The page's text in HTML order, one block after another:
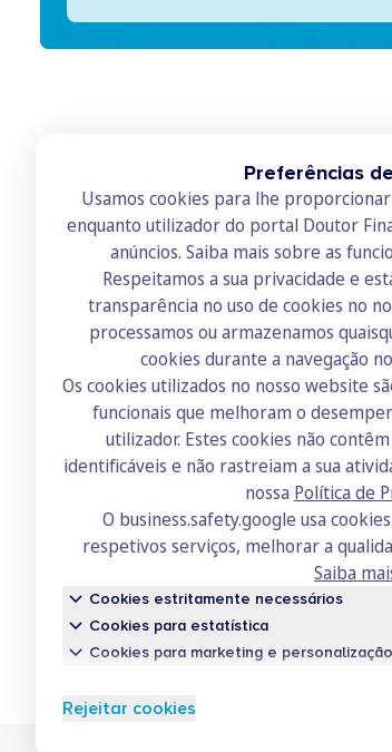
Preferências
Usamos cookies para lhe
enquanto utilizador do portal Doutor
anúncios. Saiba mais sobre as
Respeitamos a sua privacidade e
transparência no uso de cookies no
processamos ou armazenamos
cookies durante a navegação
Os cookies utilizados no nosso website
funcionais que melhoram o
utilizador. Estes cookies não
identificáveis e não rastreiam a sua
nossa Política de
O business.safety.google usa
respetivos serviços, melhorar a
Saiba
Cookies estritamente necessários
Cookies para estatística
Cookies para marketing e personalização
Rejeitar cookies
Doutor Finanças
Contactos
Recrutamento
Academia